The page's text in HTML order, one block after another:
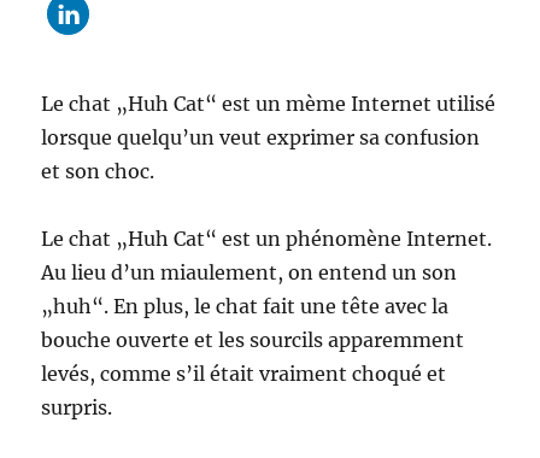
Le chat „Huh Cat“ est un mème Internet utilisé
lorsque quelqu’un veut exprimer sa confusion
et son choc.
Le chat „Huh Cat“ est un phénomène Internet.
Au lieu d’un miaulement, on entend un son
„huh“. En plus, le chat fait une tête avec la
bouche ouverte et les sourcils apparemment
levés, comme s’il était vraiment choqué et
surpris.